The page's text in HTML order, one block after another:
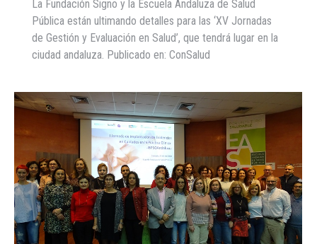
La Fundación Signo y la Escuela Andaluza de Salud
Pública están ultimando detalles para las ‘XV Jornadas
de Gestión y Evaluación en Salud’, que tendrá lugar en la
ciudad andaluza. Publicado en: ConSalud